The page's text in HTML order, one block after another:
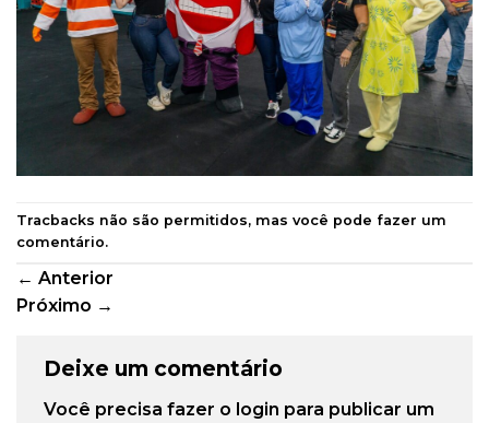
Tracbacks não são permitidos, mas você pode fazer um
comentário.
← Anterior
Próximo →
Deixe um comentário
Você precisa fazer o login para publicar um